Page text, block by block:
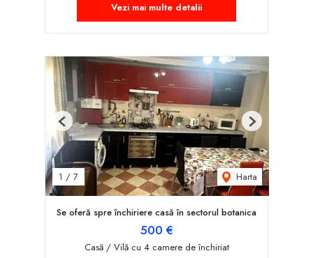
Vezi mai multe detalii
1 / 7 Harta
Previous Next
Se oferă spre închiriere casă în sectorul botanica
500 €
Casă / Vilă cu 4 camere de închiriat